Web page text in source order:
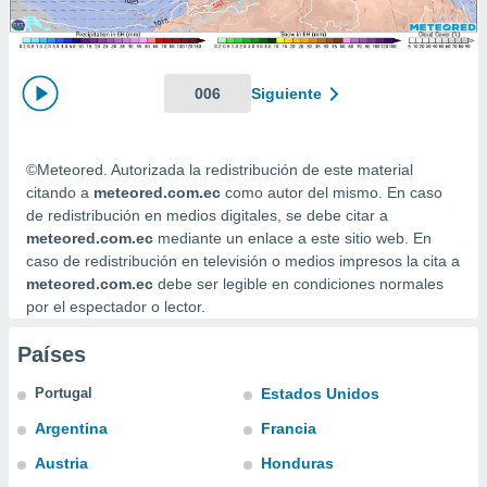
seguir
coste.
a la
la
todas
ya sean
nos
y análisis
así como
CONFIGURACIÓN
006 Siguiente
©Meteored. Autorizada la redistribución de este material
citando a meteored.com.ec como autor del mismo. En caso
de redistribución en medios digitales, se debe citar a
meteored.com.ec mediante un enlace a este sitio web. En
caso de redistribución en televisión o medios impresos la cita a
meteored.com.ec debe ser legible en condiciones normales
por el espectador o lector.
Países
Portugal
Argentina
Austria
Estados Unidos
Francia
Honduras